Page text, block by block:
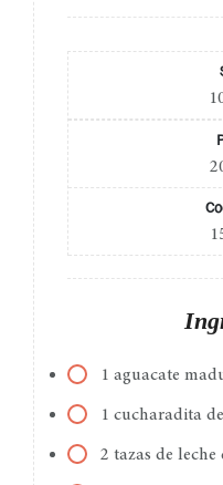
1 aguacate
1 cucharadita
2 tazas de